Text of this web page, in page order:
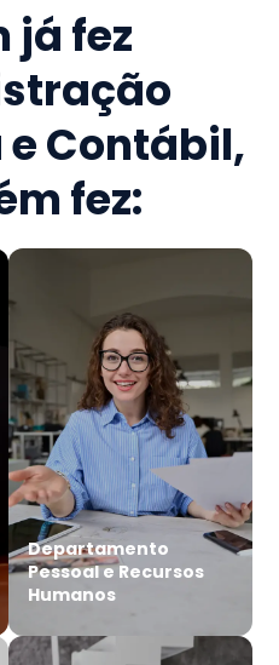
já fez
Contábil,
fez:
Departamento
Pessoal e Recursos
Humanos